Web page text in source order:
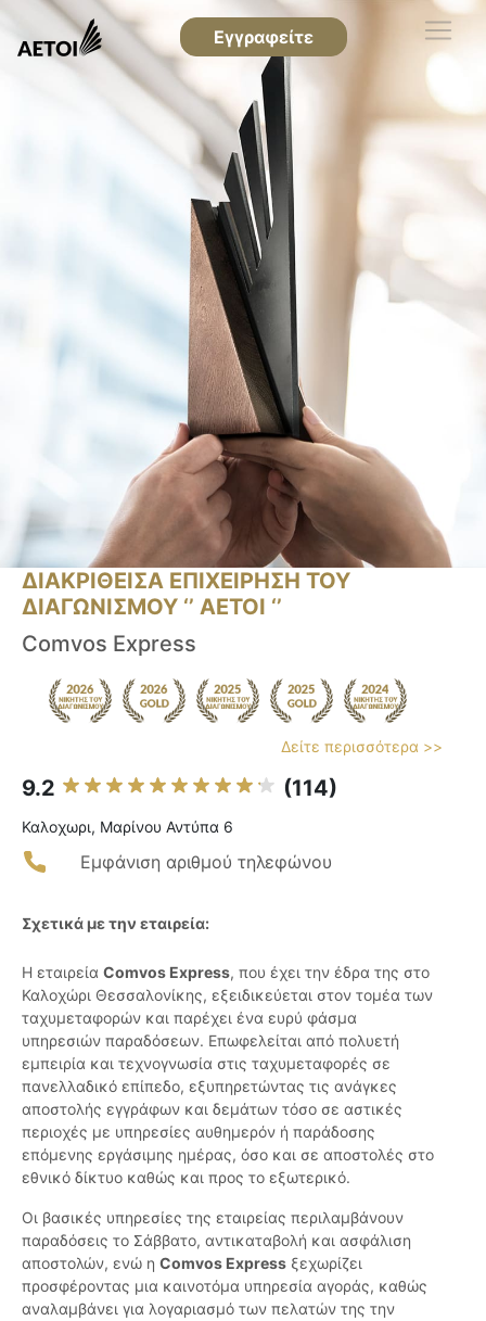
Εγγραφείτε
ΔΙΑΚΡΙΘΕΙΣΑ ΕΠΙΧΕΙΡΗΣΗ ΤΟΥ
ΔΙΑΓΩΝΙΣΜΟΥ ‘’ ΑΕΤΟΙ ‘’
Comvos Express
Δείτε περισσότερα >>
9.2 (114)
Καλοχωρι, Μαρίνου Αντύπα 6
Εμφάνιση αριθμού τηλεφώνου
Σχετικά με την εταιρεία:
Η εταιρεία Comvos Express, που έχει την έδρα της στο
Καλοχώρι Θεσσαλονίκης, εξειδικεύεται στον τομέα των
ταχυμεταφορών και παρέχει ένα ευρύ φάσμα
υπηρεσιών παραδόσεων. Επωφελείται από πολυετή
εμπειρία και τεχνογνωσία στις ταχυμεταφορές σε
πανελλαδικό επίπεδο, εξυπηρετώντας τις ανάγκες
αποστολής εγγράφων και δεμάτων τόσο σε αστικές
περιοχές με υπηρεσίες αυθημερόν ή παράδοσης
επόμενης εργάσιμης ημέρας, όσο και σε αποστολές στο
εθνικό δίκτυο καθώς και προς το εξωτερικό.
Οι βασικές υπηρεσίες της εταιρείας περιλαμβάνουν
παραδόσεις το Σάββατο, αντικαταβολή και ασφάλιση
αποστολών, ενώ η Comvos Express ξεχωρίζει
προσφέροντας μια καινοτόμα υπηρεσία αγοράς, καθώς
αναλαμβάνει για λογαριασμό των πελατών της την